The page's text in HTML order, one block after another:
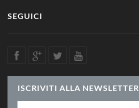
SEGUICI
ISCRIVITI ALLA NEWSLETTER